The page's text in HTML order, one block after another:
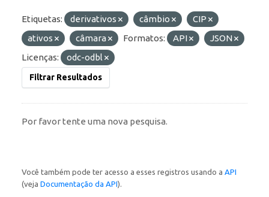
Etiquetas: derivativos câmbio
CIP
ativos
câmara Formatos: API
JSON
Licenças:
odc-odbl
Filtrar Resultados
Por favor tente uma nova pesquisa.
Você também pode ter acesso a esses registros usando a API
(veja Documentação da API).